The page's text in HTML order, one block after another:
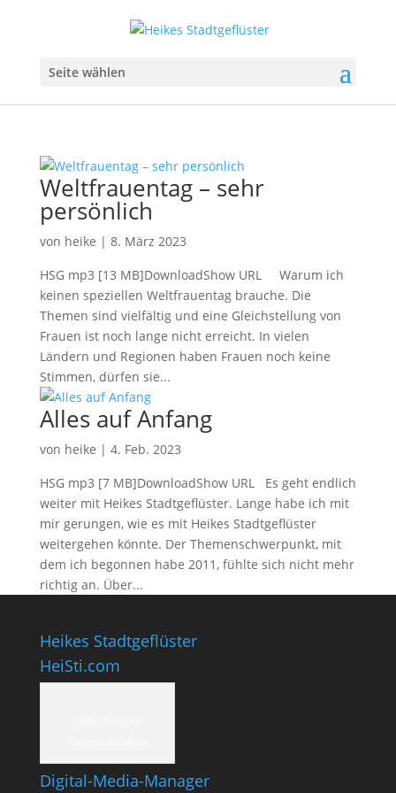
Seite wählen
Weltfrauentag – sehr
persönlich
von heike | 8. März 2023
HSG mp3 [13 MB]DownloadShow URL Warum ich
keinen speziellen Weltfrauentag brauche. Die
Themen sind vielfältig und eine Gleichstellung von
Frauen ist noch lange nicht erreicht. In vielen
Ländern und Regionen haben Frauen noch keine
Stimmen, dürfen sie...
Alles auf Anfang
von heike | 4. Feb. 2023
HSG mp3 [7 MB]DownloadShow URL Es geht endlich
weiter mit Heikes Stadtgeflüster. Lange habe ich mit
mir gerungen, wie es mit Heikes Stadtgeflüster
weitergehen könnte. Der Themenschwerpunkt, mit
dem ich begonnen habe 2011, fühlte sich nicht mehr
richtig an. Über...
Heikes Stadtgeflüster
HeiSti.com
Digital-Media-Manager